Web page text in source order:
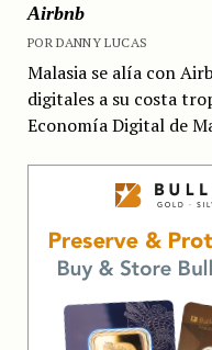
Airbnb
POR DANNY LUCAS
Malasia se alía con
digitales a su costa
Economía Digital de